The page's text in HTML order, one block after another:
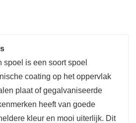
van de klant
spoel is een soort spoel
coating op het oppervlak
plaat of gegalvaniseerde
heeft van goede
kleur en mooi uiterlijk. Dit